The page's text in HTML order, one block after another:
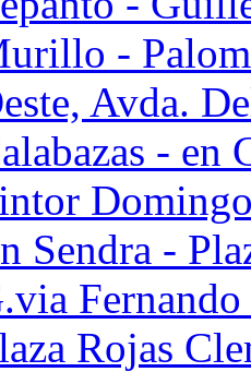
-
Avda.
- en
Sendra -
Rojas